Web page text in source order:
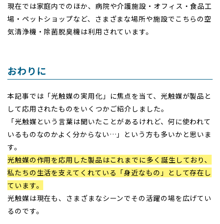
現在では家庭内でのほか、病院や介護施設・オフィス・食品工
場・ペットショップなど、さまざまな場所や施設でこちらの空
気清浄機・除菌脱臭機は利用されています。
おわりに
本記事では「光触媒の実用化」に焦点を当て、光触媒が製品と
して応用されたものをいくつかご紹介しました。
「光触媒という言葉は聞いたことがあるけれど、何に使われて
いるものなのかよく分からない…」という方も多いかと思いま
す。
光触媒の作用を応用した製品はこれまでに多く誕生しており、
私たちの生活を支えてくれている「身近なもの」として存在し
ています。
光触媒は現在も、さまざまなシーンでその活躍の場を広げてい
るのです。